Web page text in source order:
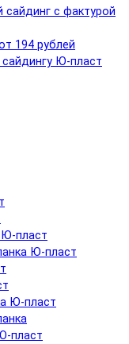
сайдинг с фактурой
194 рублей
Ю-пласт
Ю-пласт
Ю-пласт
Ю-пласт
пласт